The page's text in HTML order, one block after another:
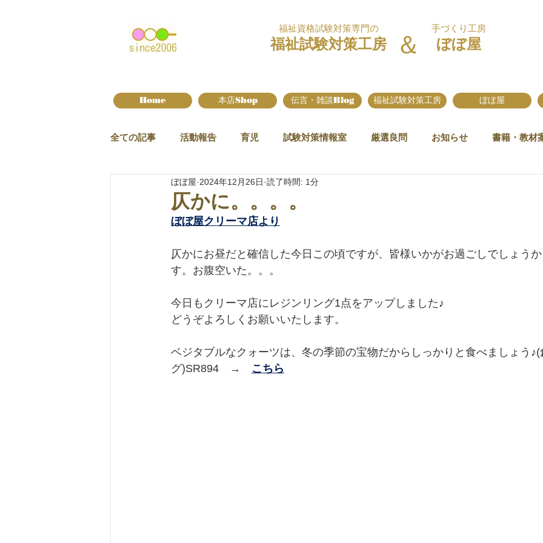
福祉資格試験対策専門の
福祉試験対策工房 ＆
手づくり工房
ぼぼ屋
Home 本店Shop 伝言・雑談Blog 福祉試験対策工房 ぼぼ屋
全ての記事 活動報告 育児 試験対策情報室 厳選良問 お知らせ 書籍・教材
仄かに。。。。
ぼぼ屋 2024年12月26日 読了時間: 1分
ぼぼ屋クリーマ店より
仄かにお昼だと確信した今日この頃ですが、皆様いかがお過ごしでしょう
す。お腹空いた。。。
今日もクリーマ店にレジンリング1点をアップしました♪
どうぞよろしくお願いいたします。
ベジタブルなクォーツは、冬の季節の宝物だからしっかりと食べましょう♪(
グ)SR894　→ こちら